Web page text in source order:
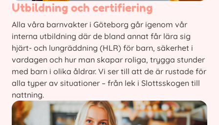
Utbildning och certifiering
Alla våra barnvakter i Göteborg går igenom vår
interna utbildning där de bland annat får lära sig
hjärt- och lungräddning (HLR) för barn, säkerhet i
vardagen och hur man skapar roliga, trygga stunder
med barn i olika åldrar. Vi ser till att de är rustade för
alla typer av situationer – från lek i Slottsskogen till
nattning.